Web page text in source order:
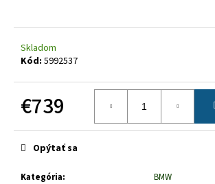
Skladom
Kód: 5992537
€739
cena:
Kategória:
BMW
Opýtať sa
O
d
p
ú
a
m